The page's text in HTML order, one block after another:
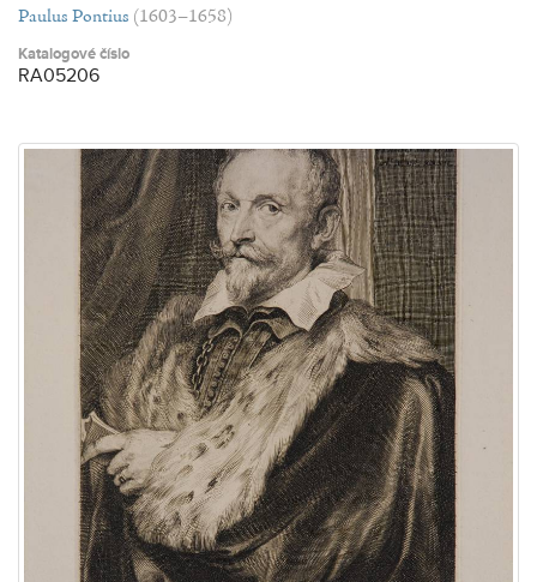
Paulus Pontius (1603–1658)
Katalogové číslo
RA05206